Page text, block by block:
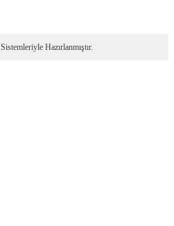
Sistemleriyle Hazırlanmıştır.